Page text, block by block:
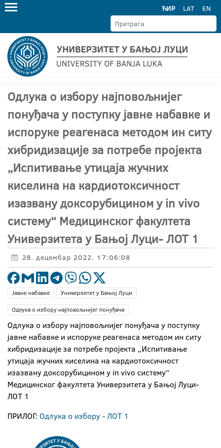
ЋИР LAT EN
Одлука о избору најповољнијег
понуђача у поступку јавне набавке и
испоруке реагенаса методом ин ситу
хибридизације за потребе пројекта
„Испитивање утицаја жучних
киселина на кардиотоксичност
изазвану доксорубицином у in vivo
систему“ Медицинског факултета
Универзитета у Бањој Луци- ЛОТ 1
28. децембар 2022. 17:06:08
Јавне набавке
Универзитет у Бањој Луци
Одлука о избору најповољнијег понуђача
Одлука о избору најповољнијег понуђача у поступку
јавне набавке и испоруке реагенаса методом ин ситу
хибридизације за потребе пројекта „Испитивање
утицаја жучних киселина на кардиотоксичност
изазвану доксорубицином у in vivo систему“
Медицинског факултета Универзитета у Бањој Луци-
ЛОТ 1
ПРИЛОГ: Одлука о избору - ЛОТ 1